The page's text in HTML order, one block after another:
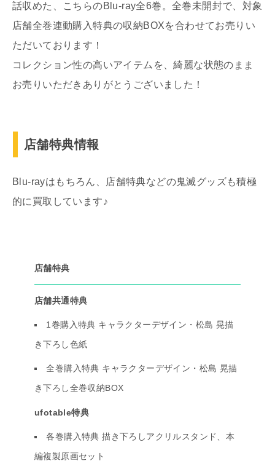
話収めた、こちらのBlu-ray全6巻。全巻未開封で、対象
店舗全巻連動購入特典の収納BOXを合わせてお売りい
ただいております！
コレクション性の高いアイテムを、綺麗な状態のまま
お売りいただきありがとうございました！
店舗特典情報
Blu-rayはもちろん、店舗特典などの鬼滅グッズも積極
的に買取しています♪
店舗特典
店舗共通特典
1巻購入特典 キャラクターデザイン・松島 晃描
き下ろし色紙
全巻購入特典 キャラクターデザイン・松島 晃描
き下ろし全巻収納BOX
ufotable特典
各巻購入特典 描き下ろしアクリルスタンド、本
編複製原画セット